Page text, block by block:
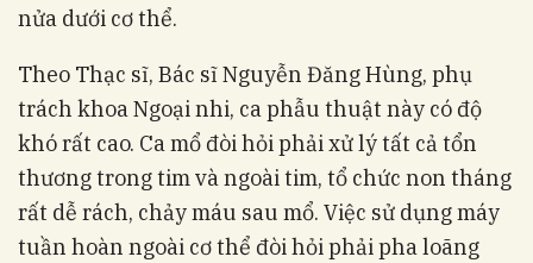
nửa dưới cơ thể.
Theo Thạc sĩ, Bác sĩ Nguyễn Đăng Hùng, phụ
trách khoa Ngoại nhi, ca phẫu thuật này có độ
khó rất cao. Ca mổ đòi hỏi phải xử lý tất cả tổn
thương trong tim và ngoài tim, tổ chức non tháng
rất dễ rách, chảy máu sau mổ. Việc sử dụng máy
tuần hoàn ngoài cơ thể đòi hỏi phải pha loãng